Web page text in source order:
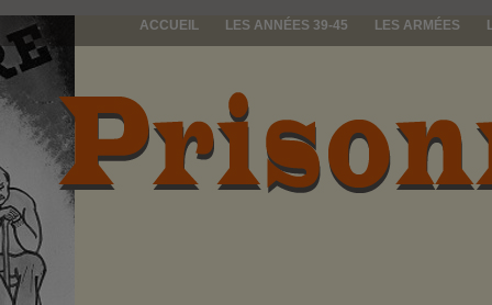
ACCUEIL LES ANNÉES 39-45 LES ARMÉES
prisonniers